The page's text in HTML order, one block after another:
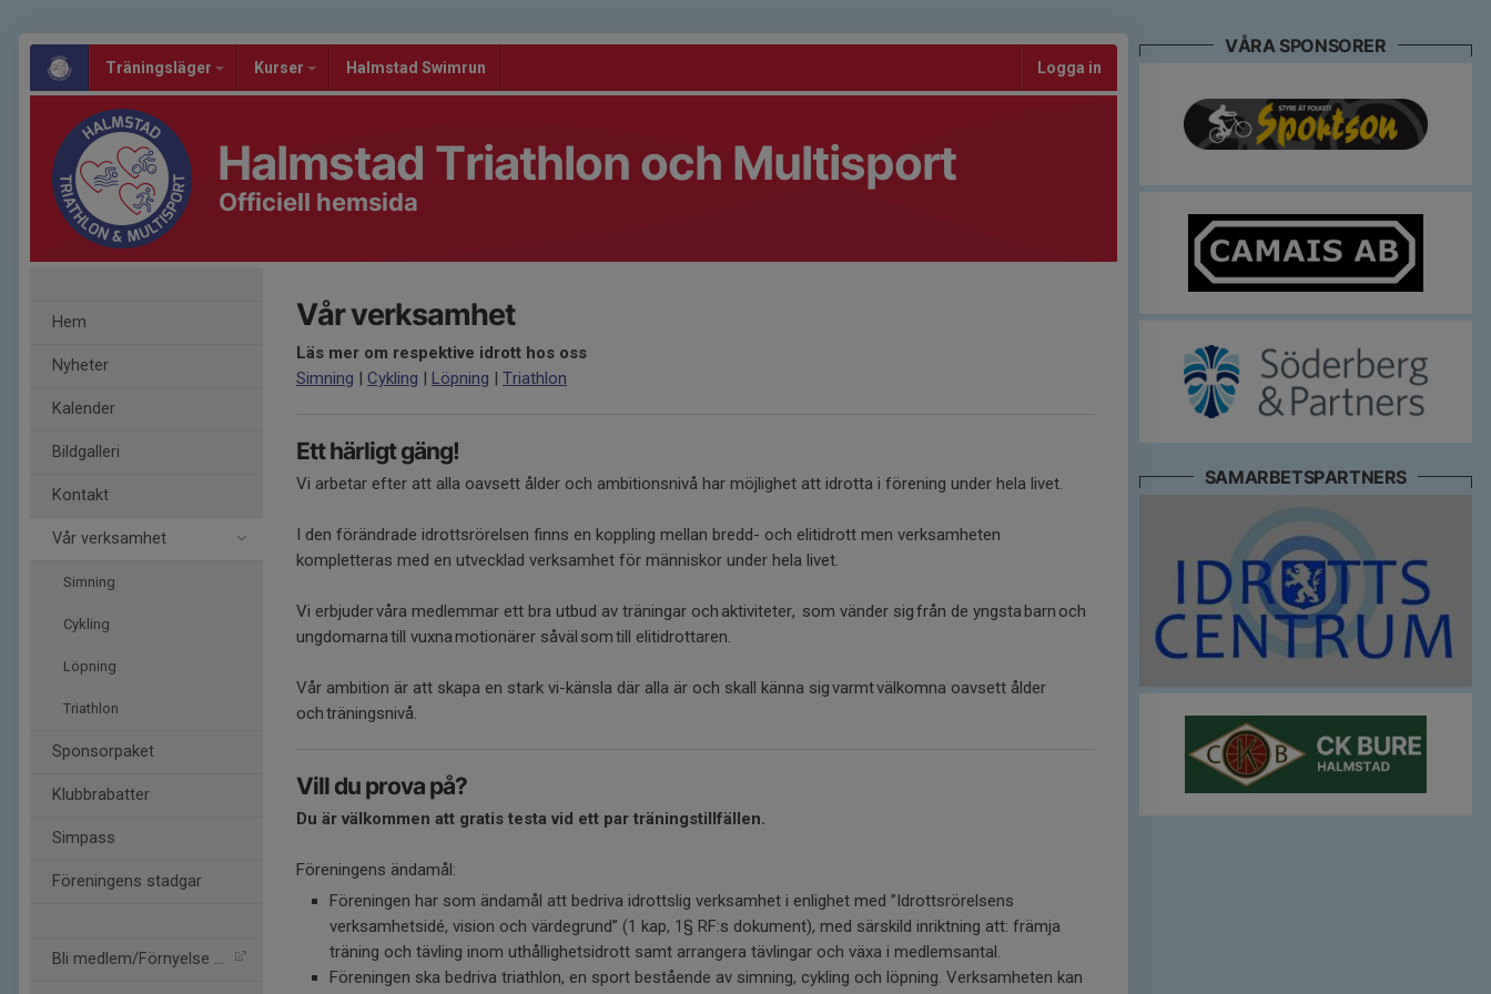
Träningsläger Kurser Halmstad Swimrun Logga in
Halmstad Triathlon och Multisport
Officiell hemsida
Hem
Nyheter
Kalender
Bildgalleri
Kontakt
Vår verksamhet
Simning
Cykling
Löpning
Triathlon
Sponsorpaket
Klubbrabatter
Simpass
Föreningens stadgar
Bli medlem/Förnyelse av m
Vår verksamhet
Läs mer om respektive idrott hos oss
Simning | Cykling | Löpning | Triathlon
Ett härligt gäng!
Vi arbetar efter att alla oavsett ålder och ambitionsnivå har möjlighet att idrotta i förening under hela livet.
I den förändrade idrottsrörelsen finns en koppling mellan bredd- och elitidrott men verksamheten
kompletteras med en utvecklad verksamhet för människor under hela livet.
Vi erbjuder våra medlemmar ett bra utbud av träningar och aktiviteter, som vänder sig från de yngsta barn och
ungdomarna till vuxna motionärer såväl som till elitidrottaren.
Vår ambition är att skapa en stark vi-känsla där alla är och skall känna sig varmt välkomna oavsett ålder
och träningsnivå.
Vill du prova på?
Du är välkommen att gratis testa vid ett par träningstillfällen.
Föreningens ändamål:
Föreningen har som ändamål att bedriva idrottslig verksamhet i enlighet med ”Idrottsrörelsens
verksamhetsidé, vision och värdegrund” (1 kap, 1§ RF:s dokument), med särskild inriktning att: främja
träning och tävling inom uthållighetsidrott samt arrangera tävlingar och växa i medlemsantal.
Föreningen ska bedriva triathlon, en sport bestående av simning, cykling och löpning. Verksamheten kan
VÅRA SPONSORER
SAMARBETSPARTNERS